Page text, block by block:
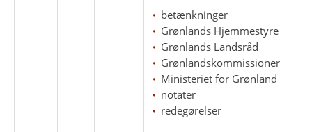
betænkninger
Grønlands Hjemmestyre
Grønlands Landsråd
Grønlandskommissioner
Ministeriet for Grønland
notater
redegørelser